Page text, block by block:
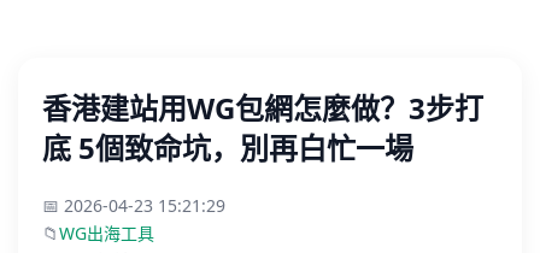
香港建站用WG包網怎麼做？3步打
底 5個致命坑，別再白忙一場
📅 2026-04-23 15:21:29
📁WG出海工具